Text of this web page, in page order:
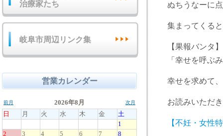
ぬちうなーに
集まってくる
【果報バン
「幸せを呼ぶ
幸せを求めて
お読みいただ
【不妊・女性
治療家たち
岐阜市周辺リンク集
営業カレンダー